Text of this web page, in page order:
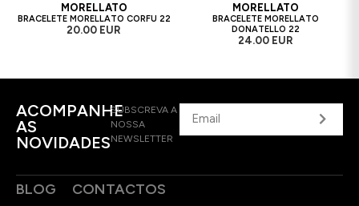
MORELLATO
BRACELETE MORELLATO CORFU 22
20.00 EUR
MORELLATO
BRACELETE MORELLATO
DONATELLO 22
24.00 EUR
ACOMPANHE
AS
NOVIDADES
SUBSCREVA A
NOSSA
NEWSLETTER
BLOG
CONTACTOS